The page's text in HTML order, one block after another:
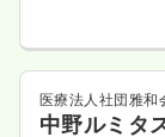
医療法人社団雅和
中野ルミタ